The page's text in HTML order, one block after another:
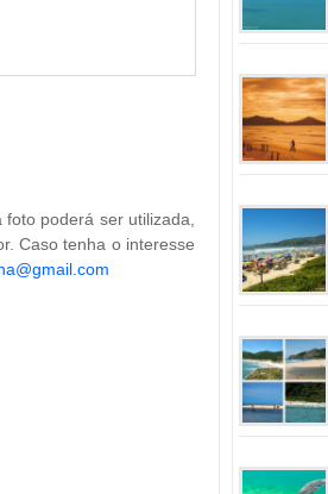
poderá ser utilizada,
Caso tenha o interesse